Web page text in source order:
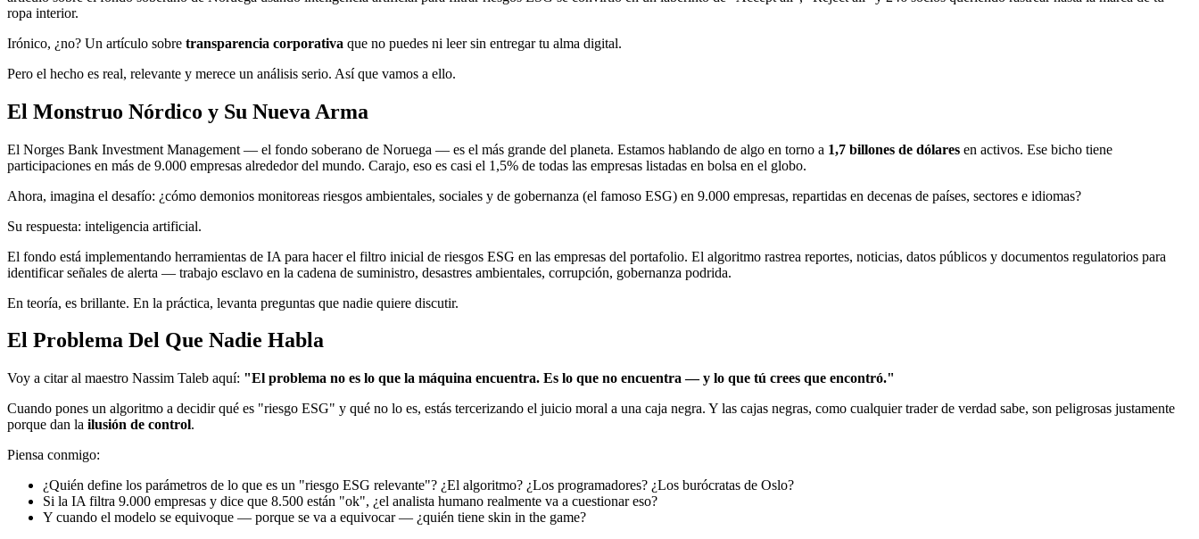
ropa interior.
Irónico, ¿no? Un artículo sobre transparencia corporativa que no puedes ni leer sin entregar tu alma digital.
Pero el hecho es real, relevante y merece un análisis serio. Así que vamos a ello.
El Monstruo Nórdico y Su Nueva Arma
El Norges Bank Investment Management — el fondo soberano de Noruega — es el más grande del planeta. Estamos hablando de algo en torno a 1,7 billones de dólares en activos. Ese bicho tiene
participaciones en más de 9.000 empresas alrededor del mundo. Carajo, eso es casi el 1,5% de todas las empresas listadas en bolsa en el globo.
Ahora, imagina el desafío: ¿cómo demonios monitoreas riesgos ambientales, sociales y de gobernanza (el famoso ESG) en 9.000 empresas, repartidas en decenas de países, sectores e idiomas?
Su respuesta: inteligencia artificial.
El fondo está implementando herramientas de IA para hacer el filtro inicial de riesgos ESG en las empresas del portafolio. El algoritmo rastrea reportes, noticias, datos públicos y documentos regulatorios para
identificar señales de alerta — trabajo esclavo en la cadena de suministro, desastres ambientales, corrupción, gobernanza podrida.
En teoría, es brillante. En la práctica, levanta preguntas que nadie quiere discutir.
El Problema Del Que Nadie Habla
Voy a citar al maestro Nassim Taleb aquí: "El problema no es lo que la máquina encuentra. Es lo que no encuentra — y lo que tú crees que encontró."
Cuando pones un algoritmo a decidir qué es "riesgo ESG" y qué no lo es, estás tercerizando el juicio moral a una caja negra. Y las cajas negras, como cualquier trader de verdad sabe, son peligrosas justamente
porque dan la ilusión de control.
Piensa conmigo:
¿Quién define los parámetros de lo que es un "riesgo ESG relevante"? ¿El algoritmo? ¿Los programadores? ¿Los burócratas de Oslo?
Si la IA filtra 9.000 empresas y dice que 8.500 están "ok", ¿el analista humano realmente va a cuestionar eso?
Y cuando el modelo se equivoque — porque se va a equivocar — ¿quién tiene skin in the game?